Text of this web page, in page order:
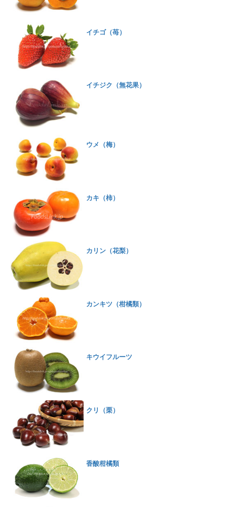
イチゴ（苺）
イチジク（無花果）
ウメ（梅）
カキ（柿）
カリン（花梨）
カンキツ（柑橘類）
キウイフルーツ
クリ（栗）
香酸柑橘類